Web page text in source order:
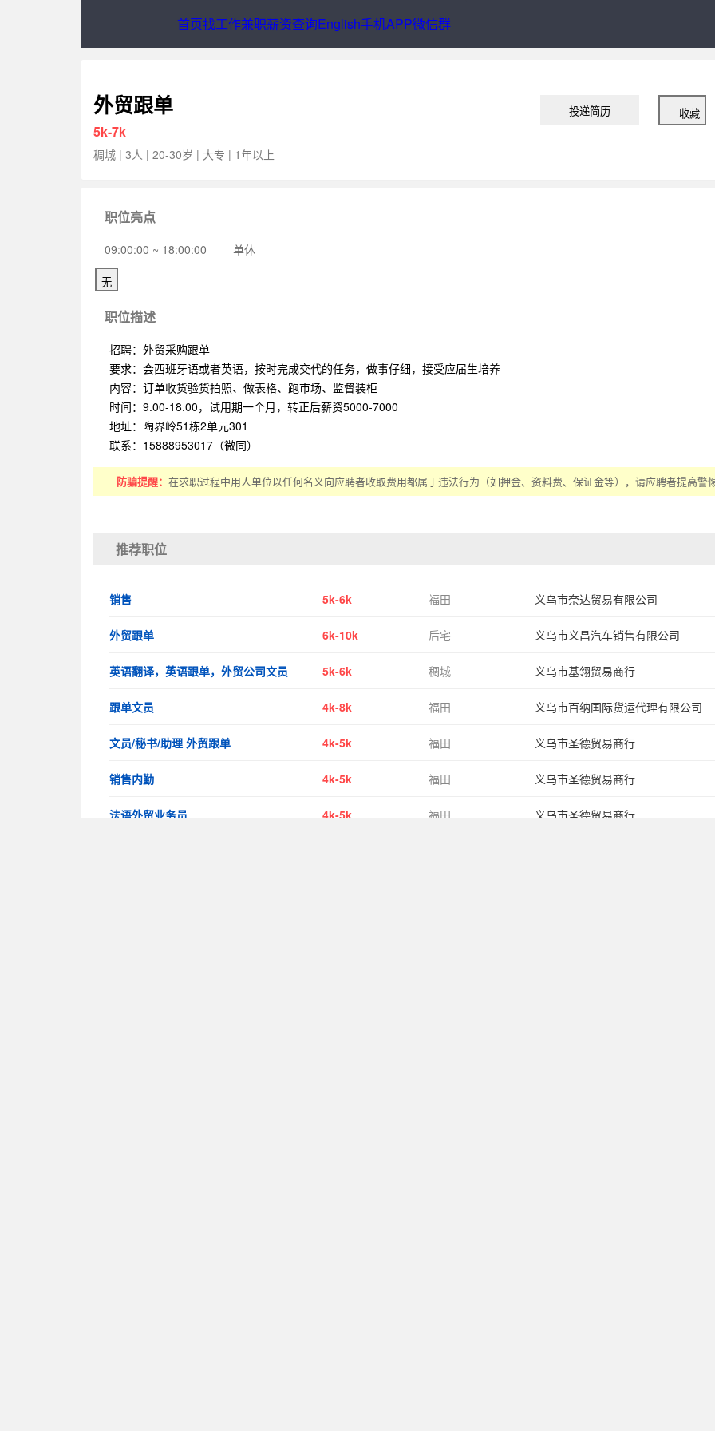
首页 找工作 兼职 薪资查询
外贸跟单
5k-7k
稠城 | 3人 | 20-30岁 | 大专 | 1年以上
投递简历 收藏
职位亮点
09:00:00 ~ 18:00:00 单休
无
职位描述
招聘：外贸采购跟单
要求：会西班牙语或者英语，按时完成交代的任务，做事仔细，接受应届生培养
内容：订单收货验货拍照、做表格、跑市场、监督装柜
时间：9.00-18.00，试用期一个月，转正后薪资5000-7000
地址：陶界岭51栋2单元301
联系：15888953017（微同）
防骗提醒： 在求职过程中用人单位以任何名义向应聘者收取费用都属于违法行为（如押金、资料费、保证金等），请应聘者提高警惕
推荐职位
销售 5k-6k 福田 义乌市奈达贸易有限公司
外贸跟单 6k-10k 后宅 义乌市义昌汽车销售有限公司
英语翻译，英语跟单，外贸公司文员 5k-6k 稠城 义乌市基翎贸易商行
跟单文员 4k-8k 福田 义乌市百纳国际货运代理有限公司
文员/秘书/助理 外贸跟单 4k-5k 福田 义乌市圣德贸易商行
销售内勤 4k-5k 福田 义乌市圣德贸易商行
法语外贸业务员 4k-5k 福田 义乌市圣德贸易商行